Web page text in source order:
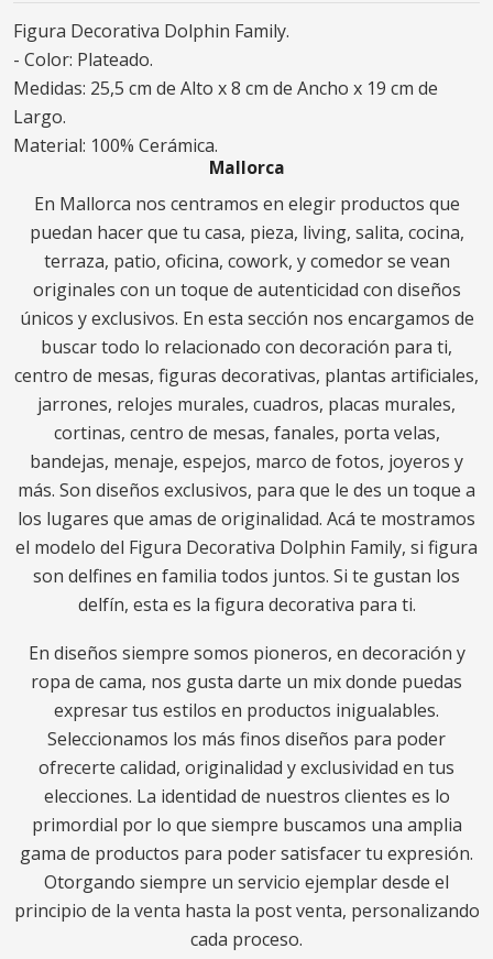
Figura Decorativa Dolphin Family.
- Color: Plateado.
Medidas: 25,5 cm de Alto x 8 cm de Ancho x 19 cm de
Largo.
Material: 100% Cerámica.
Mallorca
En Mallorca nos centramos en elegir productos que
puedan hacer que tu casa, pieza, living, salita, cocina,
terraza, patio, oficina, cowork, y comedor se vean
originales con un toque de autenticidad con diseños
únicos y exclusivos. En esta sección nos encargamos de
buscar todo lo relacionado con decoración para ti,
centro de mesas, figuras decorativas, plantas artificiales,
jarrones, relojes murales, cuadros, placas murales,
cortinas, centro de mesas, fanales, porta velas,
bandejas, menaje, espejos, marco de fotos, joyeros y
más. Son diseños exclusivos, para que le des un toque a
los lugares que amas de originalidad. Acá te mostramos
el modelo del Figura Decorativa Dolphin Family, si figura
son delfines en familia todos juntos. Si te gustan los
delfín, esta es la figura decorativa para ti.
En diseños siempre somos pioneros, en decoración y
ropa de cama, nos gusta darte un mix donde puedas
expresar tus estilos en productos inigualables.
Seleccionamos los más finos diseños para poder
ofrecerte calidad, originalidad y exclusividad en tus
elecciones. La identidad de nuestros clientes es lo
primordial por lo que siempre buscamos una amplia
gama de productos para poder satisfacer tu expresión.
Otorgando siempre un servicio ejemplar desde el
principio de la venta hasta la post venta, personalizando
cada proceso.